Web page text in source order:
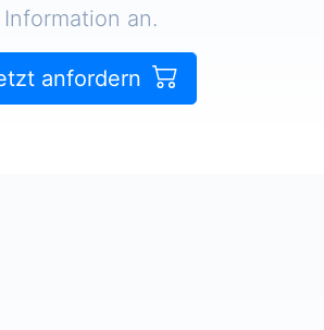
Information an.
anfordern